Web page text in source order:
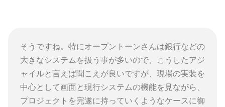
そうですね。特にオープントーンさんは銀行などの
大きなシステムを扱う事が多いので、こうしたアジ
ャイルと言えば聞こえが良いですが、現場の実装を
中心として画面と現行システムの機能を見ながら、
プロジェクトを完遂に持っていくようなケースに御